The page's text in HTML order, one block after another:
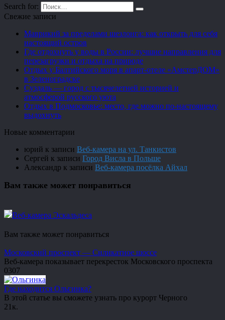
Search for:
Свежие записи
Маврикий за пределами шезлонга: как открыть для себя
настоящий остров
Где отдохнуть у воды в России: лучшие направления для
перезагрузки и отдыха на природе
Отдых у Балтийского моря в апарт-отеле «АмстерДОМ»
в Зеленоградске
Суздаль — город с тысячелетней историей и
атмосферой русского уюта
Отдых в Подмосковье: место, где можно по-настоящему
выдохнуть
Новые комментарии
юрий к записи Веб-камера на ул. Танкистов
Сергей к записи Город Висла в Польше
Александр к записи Веб-камера посёлка Айхал
Вам также может понравиться
Веб-камера Эскальдеса
Вам также может понравиться
Московский проспект — Силикатное шоссе
Веб-камера показывает перекресток Московского проспекта
0307
Где находится Ольгинка?
В этой статье вы сможете узнать про курорт Черного
21к.